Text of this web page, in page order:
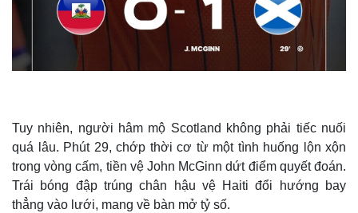
Tuy nhiên, người hâm mộ Scotland không phải tiếc nuối
quá lâu. Phút 29, chớp thời cơ từ một tình huống lộn xộn
trong vòng cấm, tiền vệ John McGinn dứt điểm quyết đoán.
Trái bóng đập trúng chân hậu vệ Haiti đổi hướng bay
thẳng vào lưới, mang về bàn mở tỷ số.